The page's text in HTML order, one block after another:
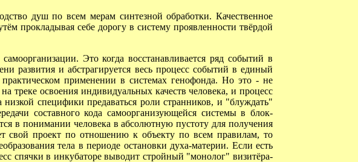
душ по всем мерам синтезной обработки. Качественное
прокладывая себе дорогу в систему проявленности твёрдой
Это когда восстанавливается ряд событий в
развития и абстрагируется весь процесс событий в единый
применении в системах генофонда. Но это - не
треке освоения индивидуальных качеств человека, и процесс
специфики предаваться роли странников, и "блуждать"
составного кода самоорганизующейся системы в блок-
в понимании человека в абсолютную пустоту для получения
свой проект по отношению к объекту по всем правилам, то
тела в периоде остановки духа-материи. Если есть
спячки в инкубаторе выводит стройный "монолог" визитёра-